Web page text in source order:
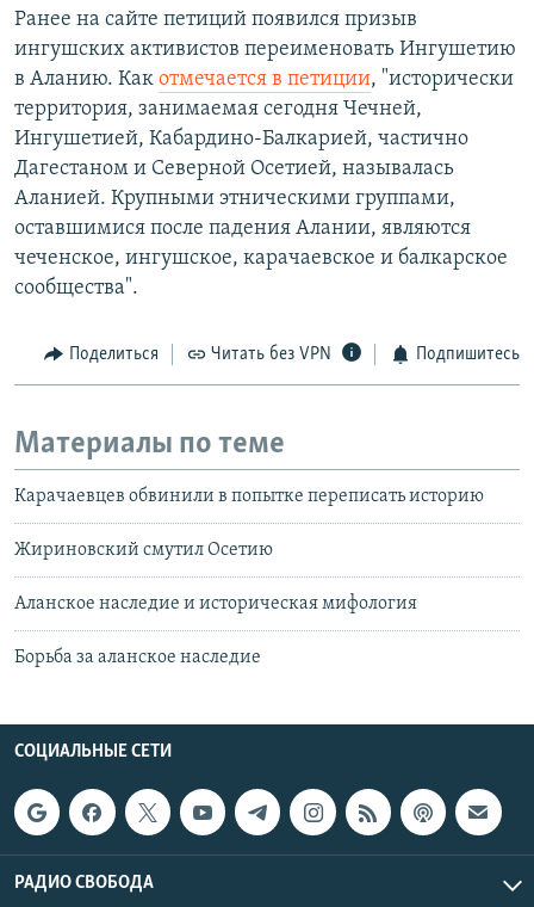
Ранее на сайте петиций появился призыв
ингушских активистов переименовать Ингушетию
в Аланию. Как отмечается в петиции, "исторически
территория, занимаемая сегодня Чечней,
Ингушетией, Кабардино-Балкарией, частично
Дагестаном и Северной Осетией, называлась
Аланией. Крупными этническими группами,
оставшимися после падения Алании, являются
чеченское, ингушское, карачаевское и балкарское
сообщества".
Поделиться Читать без VPN Подпишитесь
Материалы по теме
Карачаевцев обвинили в попытке переписать историю
Жириновский смутил Осетию
Аланское наследие и историческая мифология
Борьба за аланское наследие
СОЦИАЛЬНЫЕ СЕТИ
РАДИО СВОБОДА